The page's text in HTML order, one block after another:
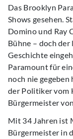
Das Brooklyn
Shows gesehen.
Domino und Ray
Bühne – doch
Geschichte
Paramount für
noch nie
der Politiker vom
Bürgermeister
Mit 34 Jahren ist
Bürgermeister in